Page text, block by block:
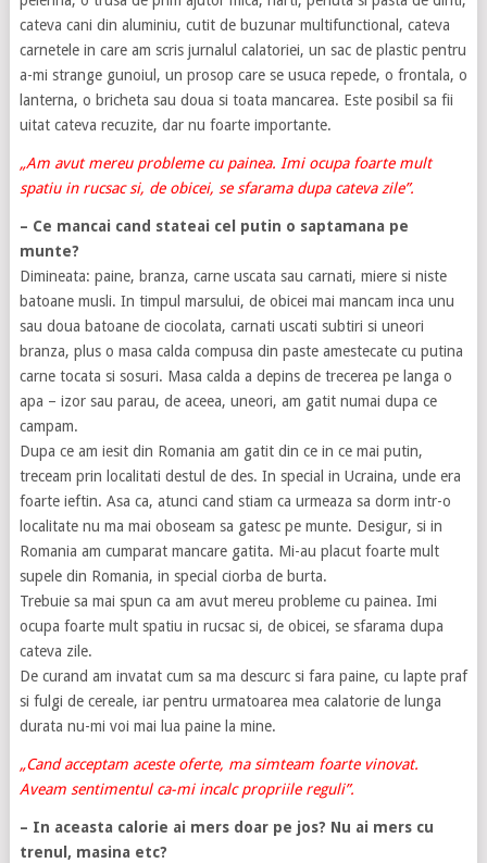
cateva cani din aluminiu, cutit de buzunar multifunctional, cateva
carnetele in care am scris jurnalul calatoriei, un sac de plastic pentru
a-mi strange gunoiul, un prosop care se usuca repede, o frontala, o
lanterna, o bricheta sau doua si toata mancarea. Este posibil sa fii
uitat cateva recuzite, dar nu foarte importante.
„Am avut mereu probleme cu painea. Imi ocupa foarte mult
spatiu in rucsac si, de obicei, se sfarama dupa cateva zile”.
– Ce mancai cand stateai cel putin o saptamana pe
munte?
Dimineata: paine, branza, carne uscata sau carnati, miere si niste
batoane musli. In timpul marsului, de obicei mai mancam inca unu
sau doua batoane de ciocolata, carnati uscati subtiri si uneori
branza, plus o masa calda compusa din paste amestecate cu putina
carne tocata si sosuri. Masa calda a depins de trecerea pe langa o
apa – izor sau parau, de aceea, uneori, am gatit numai dupa ce
campam.
Dupa ce am iesit din Romania am gatit din ce in ce mai putin,
treceam prin localitati destul de des. In special in Ucraina, unde era
foarte ieftin. Asa ca, atunci cand stiam ca urmeaza sa dorm intr-o
localitate nu ma mai oboseam sa gatesc pe munte. Desigur, si in
Romania am cumparat mancare gatita. Mi-au placut foarte mult
supele din Romania, in special ciorba de burta.
Trebuie sa mai spun ca am avut mereu probleme cu painea. Imi
ocupa foarte mult spatiu in rucsac si, de obicei, se sfarama dupa
cateva zile.
De curand am invatat cum sa ma descurc si fara paine, cu lapte praf
si fulgi de cereale, iar pentru urmatoarea mea calatorie de lunga
durata nu-mi voi mai lua paine la mine.
„Cand acceptam aceste oferte, ma simteam foarte vinovat.
Aveam sentimentul ca-mi incalc propriile reguli”.
– In aceasta calorie ai mers doar pe jos? Nu ai mers cu
trenul, masina etc?